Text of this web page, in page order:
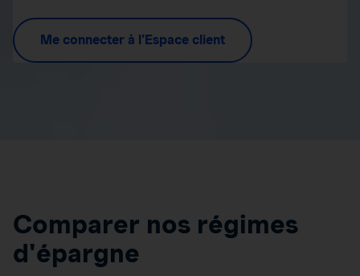
Me connecter à l'Espace client
Comparer nos régimes
d'épargne